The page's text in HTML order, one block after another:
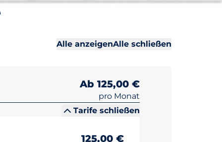
Alle anzeigenAlle schließenAlle
Alle
Ab 125,00 €
pro Monat
Tarife schließen
125,00 €